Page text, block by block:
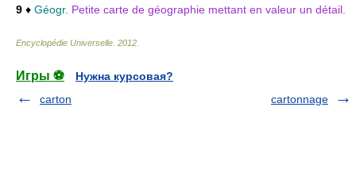
9 ♦ Géogr. Petite carte de géographie mettant en valeur un détail.
Encyclopédie Universelle 2012
Игры ⚽
Нужна курсовая?
carton
cartonnage